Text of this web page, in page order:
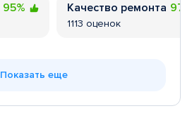
95% Качество ремонта
1113 оценок
Показать еще